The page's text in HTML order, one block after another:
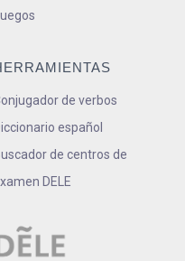
de verbos
español
de centros de
DELE